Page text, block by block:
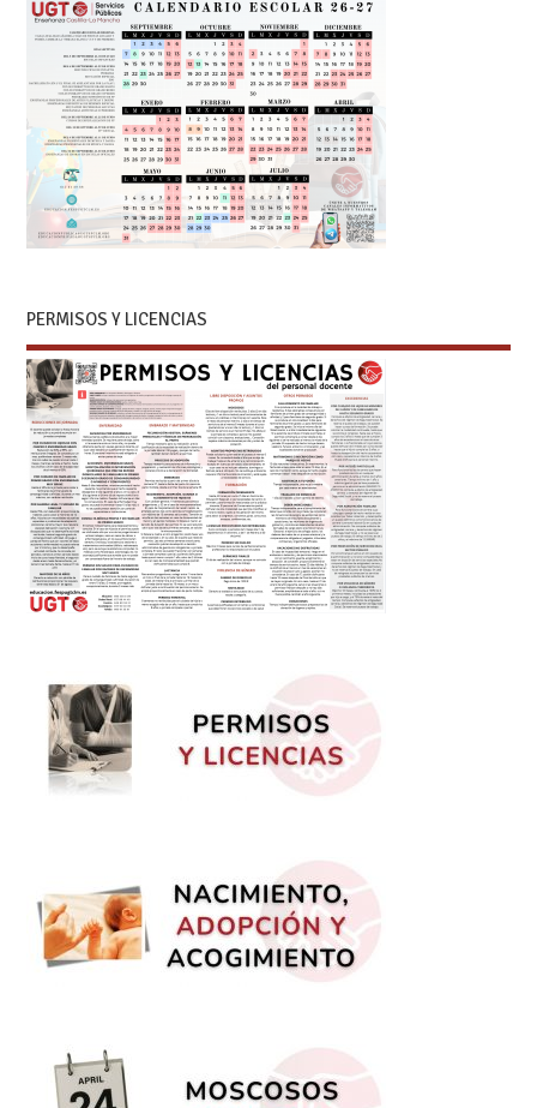
PERMISOS Y LICENCIAS